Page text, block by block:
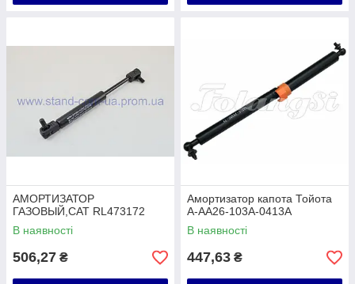
АМОРТИЗАТОР
ГАЗОВЫЙ,CAT RL473172
В наявності
506,27 ₴
Амортизатор капота Тойота
A-AA26-103A-0413A
В наявності
447,63 ₴